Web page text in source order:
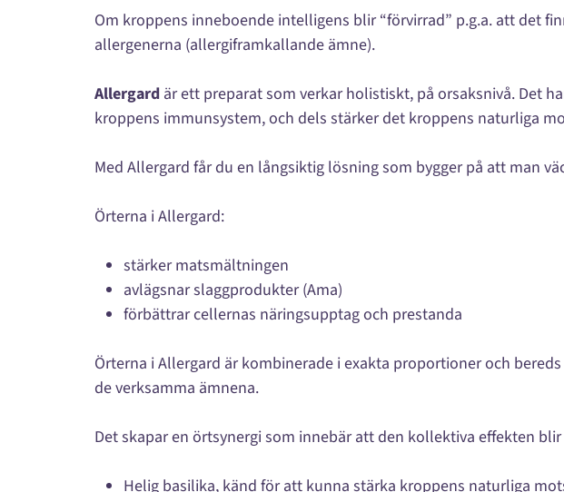
Om kroppens inneboende intelligens blir “förvirrad” p.g.a. att det
allergenerna (allergiframkallande ämne).
Allergard är ett preparat som verkar holistiskt, på orsaksnivå. Det
kroppens immunsystem, och dels stärker det kroppens naturliga
Med Allergard får du en långsiktig lösning som bygger på att man
Örterna i Allergard:
stärker matsmältningen
avlägsnar slaggprodukter (Ama)
förbättrar cellernas näringsupptag och prestanda
Örterna i Allergard är kombinerade i exakta proportioner och
de verksamma ämnena.
Det skapar en örtsynergi som innebär att den kollektiva effekten
Helig basilika, känd för att kunna stärka kroppens naturliga